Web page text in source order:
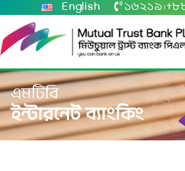
English ১৬২১৯
এমটিবি
ইন্টারনেট ব্যাংকিং